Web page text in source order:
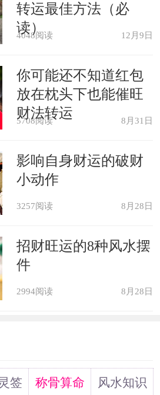
的年庚，若与值年太
间称为犯太岁，年庚对
无论是那一种，在那
顺，事业多困厄，身
要拜太岁保证自身运
如何转运
年如果想要化解害太
以选择开运饰品来化
装饰自我，提升气质，
能够有效驱邪化煞，
马女适合佩戴转运珠，
转运最佳方法（必
读）
4048阅读 12月9日
你可能还不知道红包
放在枕头下也能催旺
财法转运
5708阅读 8月31日
影响自身财运的破财
小动作
3257阅读 8月28日
招财旺运的8种风水摆
件
2994阅读 8月28日
签 称骨算命
风水知识